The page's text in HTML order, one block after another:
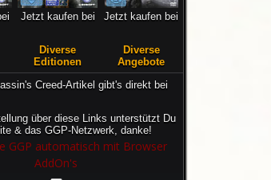
Jetzt kaufen bei
Diverse
Editionen
Jetzt kaufen bei
Diverse
Angebote
Creed-Artikel gibt's direkt bei
über diese Links unterstützt Du
& das GGP-Netzwerk, danke!
GGP automatisch mit Browser
AddOn's